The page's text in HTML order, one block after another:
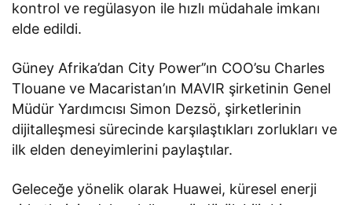
kontrol ve regülasyon ile hızlı müdahale imkanı
elde edildi.
Güney Afrika’dan City Power’’ın COO’su Charles
Tlouane ve Macaristan’ın MAVIR şirketinin Genel
Müdür Yardımcısı Simon Dezsö, şirketlerinin
dijitalleşmesi sürecinde karşılaştıkları zorlukları ve
ilk elden deneyimlerini paylaştılar.
Geleceğe yönelik olarak Huawei, küresel enerji